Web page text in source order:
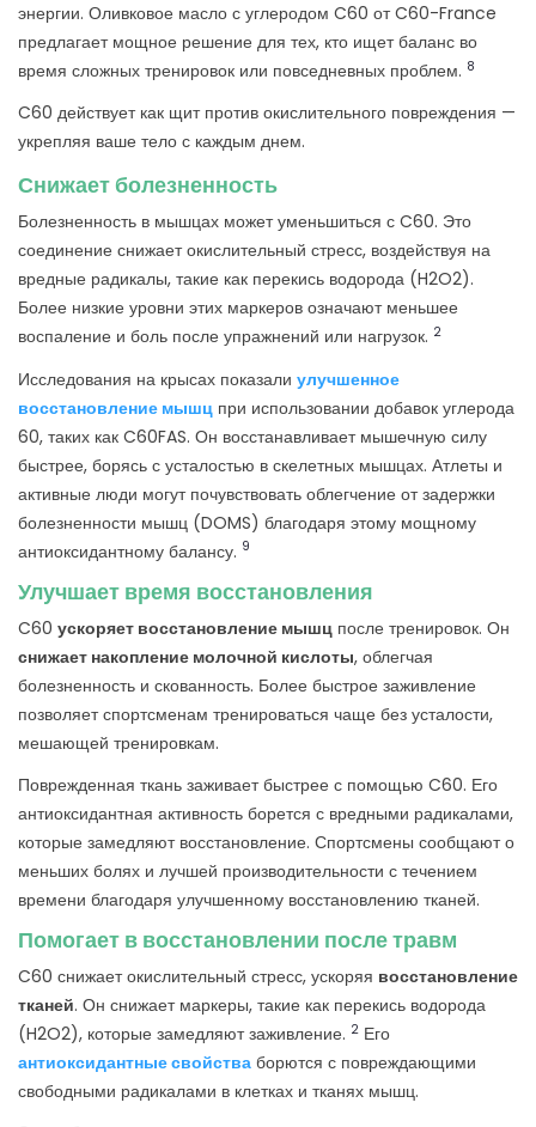
энергии. Оливковое масло с углеродом C60 от C60-France
предлагает мощное решение для тех, кто ищет баланс во
время сложных тренировок или повседневных проблем. 8
C60 действует как щит против окислительного повреждения —
укрепляя ваше тело с каждым днем.
Снижает болезненность
Болезненность в мышцах может уменьшиться с C60. Это
соединение снижает окислительный стресс, воздействуя на
вредные радикалы, такие как перекись водорода (H2O2).
Более низкие уровни этих маркеров означают меньшее
воспаление и боль после упражнений или нагрузок. 2
Исследования на крысах показали улучшенное
восстановление мышц при использовании добавок углерода
60, таких как C60FAS. Он восстанавливает мышечную силу
быстрее, борясь с усталостью в скелетных мышцах. Атлеты и
активные люди могут почувствовать облегчение от задержки
болезненности мышц (DOMS) благодаря этому мощному
антиоксидантному балансу. 9
Улучшает время восстановления
C60 ускоряет восстановление мышц после тренировок. Он
снижает накопление молочной кислоты, облегчая
болезненность и скованность. Более быстрое заживление
позволяет спортсменам тренироваться чаще без усталости,
мешающей тренировкам.
Поврежденная ткань заживает быстрее с помощью C60. Его
антиоксидантная активность борется с вредными радикалами,
которые замедляют восстановление. Спортсмены сообщают о
меньших болях и лучшей производительности с течением
времени благодаря улучшенному восстановлению тканей.
Помогает в восстановлении после травм
C60 снижает окислительный стресс, ускоряя восстановление
тканей. Он снижает маркеры, такие как перекись водорода
(H2O2), которые замедляют заживление. 2 Его
антиоксидантные свойства борются с повреждающими
свободными радикалами в клетках и тканях мышц.